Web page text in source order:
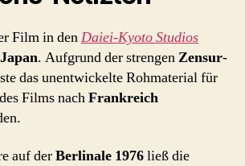
Film in denDaiei-Kyoto Studios
Japan. Aufgrund der strengenZensur-
das unentwickelte Rohmaterial für
Films nachFrankreich
auf derBerlinale 1976ließ die